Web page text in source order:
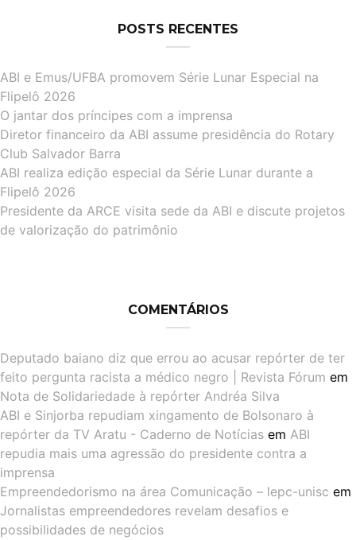
POSTS RECENTES
ABI e Emus/UFBA promovem Série Lunar Especial na
Flipelô 2026
O jantar dos príncipes com a imprensa
Diretor financeiro da ABI assume presidência do Rotary
Club Salvador Barra
ABI realiza edição especial da Série Lunar durante a
Flipelô 2026
Presidente da ARCE visita sede da ABI e discute projetos
de valorização do patrimônio
COMENTÁRIOS
Deputado baiano diz que errou ao acusar repórter de ter
feito pergunta racista a médico negro | Revista Fórum em
Nota de Solidariedade à repórter Andréa Silva
ABI e Sinjorba repudiam xingamento de Bolsonaro à
repórter da TV Aratu - Caderno de Notícias em ABI
repudia mais uma agressão do presidente contra a
imprensa
Empreendedorismo na área Comunicação – lepc-unisc em
Jornalistas empreendedores revelam desafios e
possibilidades de negócios